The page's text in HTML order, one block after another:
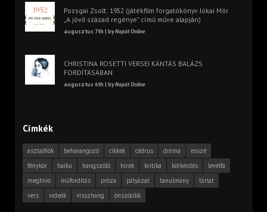
Pozsgai Zsolt: 1952 (játékfilm forgatókönyv Jókai Mór
„A jövő század regénye” című műve alapján)
augusztus 7th | byNapút Online
CHRISTINA ROSETTI VERSEI KÁNTÁS BALÁZS
FORDÍTÁSÁBAN
augusztus 6th | byNapút Online
Címkék
asztalfiók beharangozó cikkek cédrus dráma
esszé
fénykör
haiku hangszóló hírek kritika körkérdés
levélfa
meghívó
műfordítás próza pályázat tanulmány
tárlat
vers
videók visszhang önszócikk